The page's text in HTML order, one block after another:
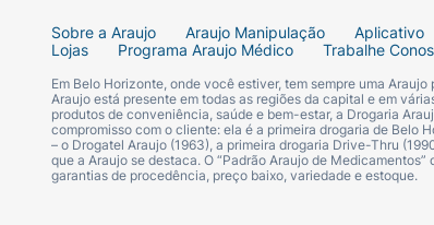
Sobre a Araujo Araujo Manipulação Aplicativo
Lojas
Programa Araujo Médico Trabalhe
Em Belo Horizonte, onde você estiver, tem sempre uma
Araujo está presente em todas as regiões da capital e em
produtos de conveniência, saúde e bem-estar, a Drogaria
compromisso com o cliente: ela é a primeira drogaria de Belo
– o Drogatel Araujo (1963), a primeira drogaria Drive-Thru
que a Araujo se destaca. O “Padrão Araujo de
garantias de procedência, preço baixo, variedade e estoque.